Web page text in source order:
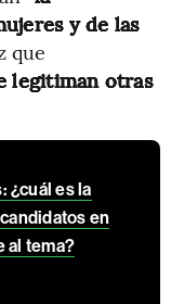
y de las
que
legitiman otras
¿cuál es la
en
al tema?